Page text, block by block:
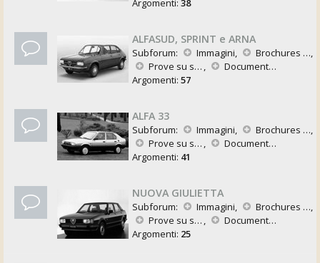
Argomenti: 38
ALFASUD, SPRINT e ARNA
Subforum: Immagini, Brochures e Pubblicazioni
,
Prove su strada
,
Documentazione Tecnica
Argomenti: 57
ALFA 33
Subforum: Immagini, Brochures e Pubblicazioni
,
Prove su strada
,
Documentazione Tecnica
Argomenti: 41
NUOVA GIULIETTA
Subforum: Immagini, Brochures e Pubblicazioni
,
Prove su strada
,
Documentazione Tecnica
Argomenti: 25